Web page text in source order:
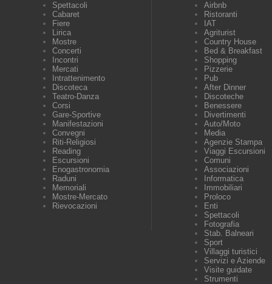
Spettacoli
Cabaret
Fiere
Lirica
Mostre
Concerti
Incontri
Mercati
Intrattenimento
Discoteca
Teatro-Danza
Corsi
Gare-Sportive
Manifestazioni
Convegni
Riti-Religiosi
Reading
Escursioni
Enogastronomia
Raduni
Memoriali
Mostre-Mercato
Rievocazioni
Airbnb
Ristoranti
IAT
Agriturist
Country House
Bed & Breakfast
Shopping
Pizzerie
Pub
After Dinner
Discoteche
Benessere
Divertimenti
Auto/Moto
Media
Agenzie Stampa
Viaggi Escursioni
Comuni
Associazioni
Informatica
Immobiliari
Proloco
Enti
Spettacoli
Fotografia
Stab. Balneari
Sport
Villaggi turistici
Servizi e Aziende
Visite guidate
Strumenti